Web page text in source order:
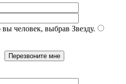
человек, выбрав Звезду.